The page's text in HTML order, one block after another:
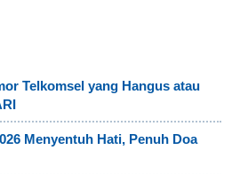
Telkomsel yang Hangus atau
Menyentuh Hati, Penuh Doa